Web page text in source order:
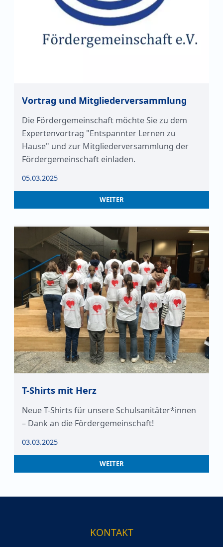
Vortrag und Mitgliederversammlung
Die Fördergemeinschaft möchte Sie zu dem
Expertenvortrag "Entspannter Lernen zu
Hause" und zur Mitgliederversammlung der
Fördergemeinschaft einladen.
05.03.2025
WEITER
T-Shirts mit Herz
Neue T-Shirts für unsere Schulsanitäter*innen
– Dank an die Fördergemeinschaft!
03.03.2025
WEITER
KONTAKT